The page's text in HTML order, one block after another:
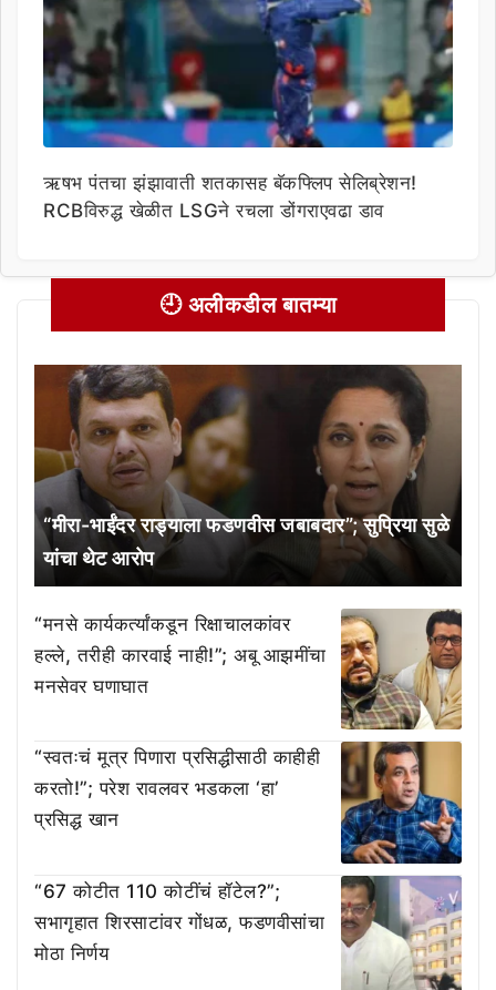
ऋषभ पंतचा झंझावाती शतकासह बॅकफ्लिप सेलिब्रेशन!
RCBविरुद्ध खेळीत LSGने रचला डोंगराएवढा डाव
🕘 अलीकडील बातम्या
“मीरा-भाईंदर राड्याला फडणवीस जबाबदार”; सुप्रिया सुळे
यांचा थेट आरोप
“मनसे कार्यकर्त्यांकडून रिक्षाचालकांवर
हल्ले, तरीही कारवाई नाही!”; अबू आझमींचा
मनसेवर घणाघात
“स्वतःचं मूत्र पिणारा प्रसिद्धीसाठी काहीही
करतो!”; परेश रावलवर भडकला ‘हा’
प्रसिद्ध खान
“67 कोटीत 110 कोटींचं हॉटेल?”;
सभागृहात शिरसाटांवर गोंधळ, फडणवीसांचा
मोठा निर्णय